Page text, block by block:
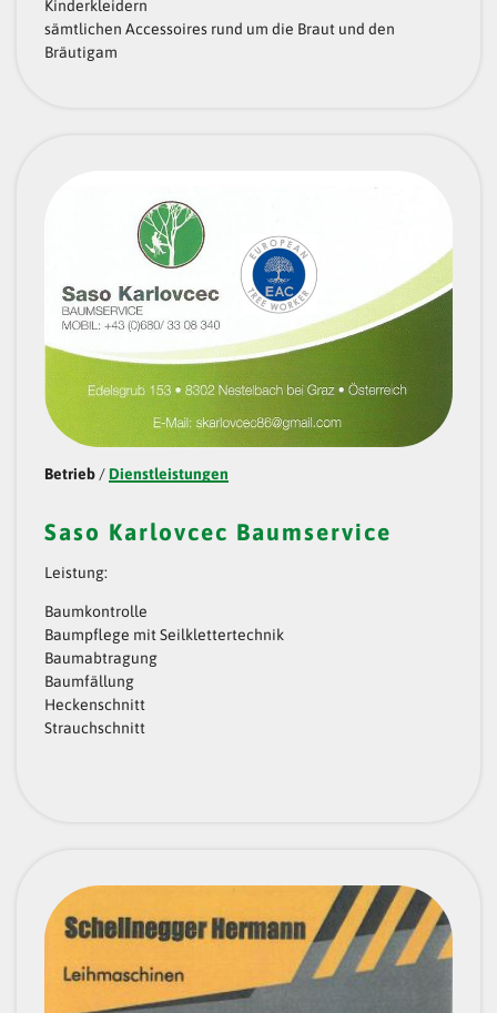
Kinderkleidern
sämtlichen Accessoires rund um die Braut und den
Bräutigam
Betrieb/ Dienstleistungen
Saso Karlovcec Baumservice
Leistung:
Baumkontrolle
Baumpflege mit Seilklettertechnik
Baumabtragung
Baumfällung
Heckenschnitt
Strauchschnitt